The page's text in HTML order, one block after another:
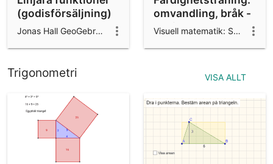
(godisförsäljning)
Jonas Hall GeoGebra ambassador 2024/25
omvandling, bråk -
decimal - procent
Visuell matematik: Svetlana & Anders
Trigonometri VISA ALLT